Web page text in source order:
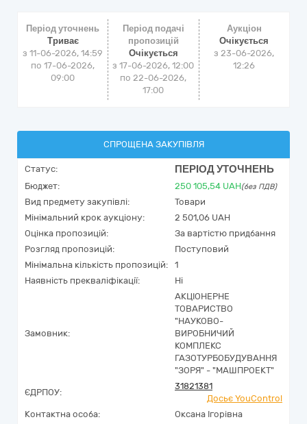
Період уточнень
Триває
з 11-06-2026, 14:59
по 17-06-2026,
09:00
Період подачі
пропозицій
Очікується
з 17-06-2026, 12:00
по 22-06-2026,
17:00
Аукціон
Очікується
з23-06-2026,
12:26
СПРОЩЕНА ЗАКУПІВЛЯ
Статус: ПЕРІОД УТОЧНЕНЬ
Бюджет: 250 105,54 UAH(без ПДВ)
Вид предмету закупівлі:
Товари
Мінімальний крок аукціону:
2 501,06 UAH
Оцінка пропозицій:
За вартістю придбання
Розгляд пропозицій:
Поступовий
Мінімальна кількість пропозицій:
1
Наявність прекваліфікації:
Ні
Замовник:
АКЦІОНЕРНЕ
ТОВАРИСТВО
"НАУКОВО-
ВИРОБНИЧИЙ
КОМПЛЕКС
ГАЗОТУРБОБУДУВАННЯ
"ЗОРЯ" - "МАШПРОЕКТ"
ЄДРПОУ:
31821381
Досьє YouControl
Контактна особа:
Оксана Ігорівна